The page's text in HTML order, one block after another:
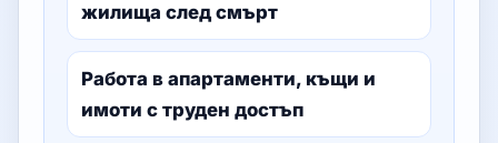
жилища след смърт
Работа в апартаменти, къщи и
имоти с труден достъп